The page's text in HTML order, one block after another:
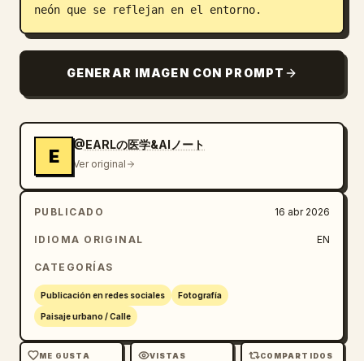
neón que se reflejan en el entorno.
GENERAR IMAGEN CON PROMPT
E
@EARLの医学&AIノート
Ver original
PUBLICADO 16 abr 2026
IDIOMA ORIGINAL EN
CATEGORÍAS
Publicación en redes sociales Fotografía
Paisaje urbano / Calle
ME GUSTA VISTAS COMPARTIDOS